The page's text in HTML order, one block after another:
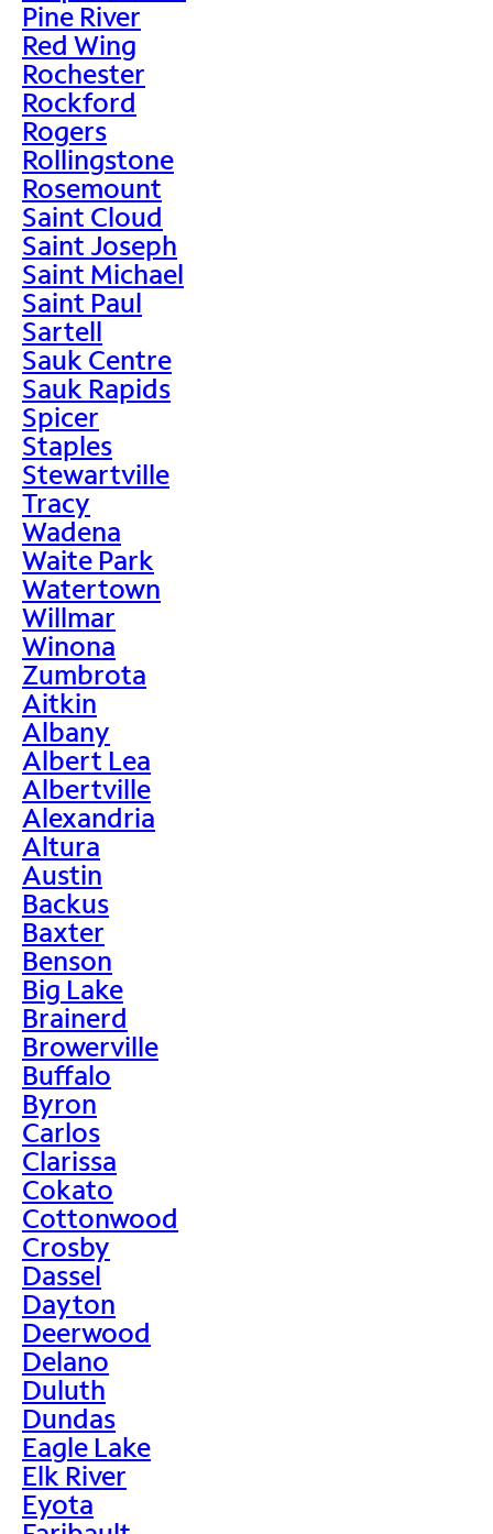
Pine River
Red Wing
Rochester
Rockford
Rogers
Rollingstone
Rosemount
Saint Cloud
Saint Joseph
Saint Michael
Saint Paul
Sartell
Sauk Centre
Sauk Rapids
Spicer
Staples
Stewartville
Tracy
Wadena
Waite Park
Watertown
Willmar
Winona
Zumbrota
Aitkin
Albany
Albert Lea
Albertville
Alexandria
Altura
Austin
Backus
Baxter
Benson
Big Lake
Brainerd
Browerville
Buffalo
Byron
Carlos
Clarissa
Cokato
Cottonwood
Crosby
Dassel
Dayton
Deerwood
Delano
Duluth
Dundas
Eagle Lake
Elk River
Eyota